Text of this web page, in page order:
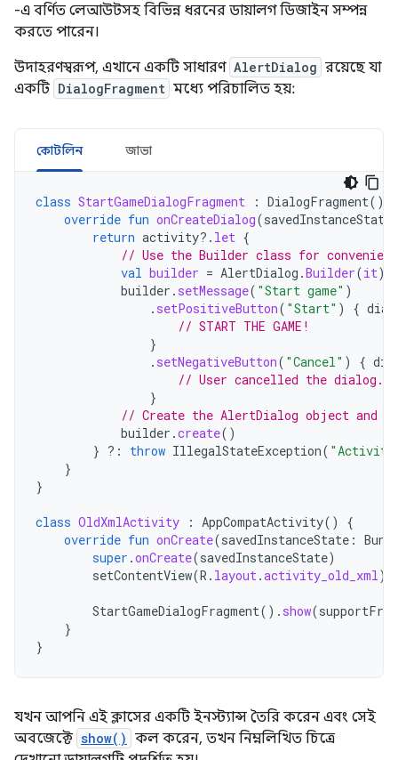
-এ বর্ণিত লেআউটসহ বিভিন্ন ধরনের ডায়ালগ ডিজাইন সম্পন্ন
করতে পারেন।
উদাহরণস্বরূপ, এখানে একটি সাধারণ AlertDialog রয়েছে যা
একটি DialogFragment মধ্যে পরিচালিত হয়:
কোটলিন জাভা
class StartGameDialogFragment : DialogFragment()
override fun onCreateDialog(savedInstanceState
return activity?. let {
// Use the Builder class for
val builder = AlertDialog .Builder(it)
builder . setMessage( "Start game" )
. setPositiveButton( "Start" ) {
// START THE GAME!
}
. setNegativeButton( "Cancel" ) {
// User cancelled the dialog.
}
// Create the AlertDialog object and
builder .create()
} ?: throw IllegalStateException( "Activity
}
}
class OldXmlActivity : AppCompatActivity()
{
override fun onCreate(savedInstanceState :
super .onCreate(savedInstanceState)
setContentView(R . layout.activity_old_xml)
StartGameDialogFragment(). show(
}
}
যখন আপনি এই ক্লাসের একটি ইনস্ট্যান্স তৈরি করেন এবং সেই
অবজেক্টে show() কল করেন, তখন নিম্নলিখিত চিত্রে